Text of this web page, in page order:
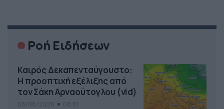
Ροή Ειδήσεων
Καιρός Δεκαπενταύγουστο:
Η προοπτική εξέλιξης από
τον Σάκη Αρναούτογλου (vid)